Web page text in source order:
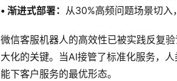
• 渐进式部署： 从30%高频问题场景切入
微信客服机器人的高效性已被实践反复
大化的关键。当AI接管了标准化服务，
能下客户服务的最优形态。